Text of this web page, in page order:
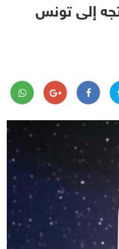
إلى تونس